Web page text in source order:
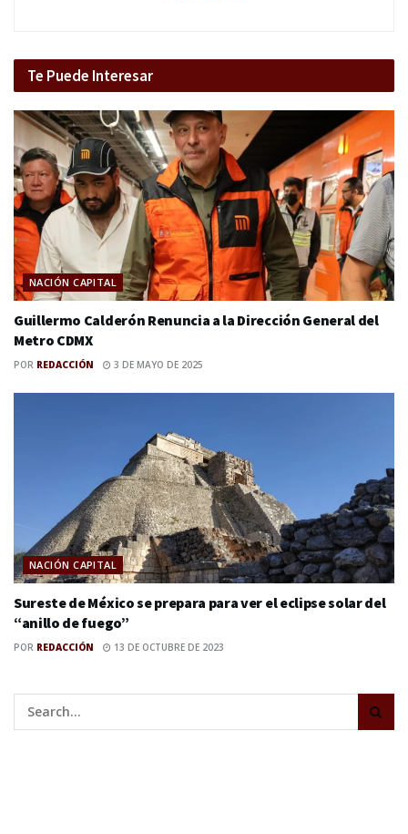
Te Puede Interesar
NACIÓN CAPITAL
Guillermo Calderón Renuncia a la Dirección General del
Metro CDMX
POR REDACCIÓN 3 DE MAYO DE 2025
NACIÓN CAPITAL
Sureste de México se prepara para ver el eclipse solar del
“anillo de fuego”
POR REDACCIÓN 13 DE OCTUBRE DE 2023